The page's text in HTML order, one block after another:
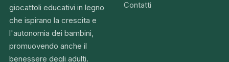
giocattoli educativi in legno
che ispirano la crescita e
l'autonomia dei bambini,
promuovendo anche il
benessere degli adulti.
Contatti